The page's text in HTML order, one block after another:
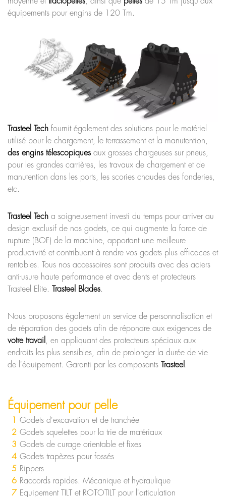
équipements pour engins de 120 Tm.
Trasteel Tech fournit également des solutions pour le matériel
utilisé pour le chargement, le terrassement et la manutention,
des engins télescopiques aux grosses chargeuses sur pneus,
pour les grandes carrières, les travaux de chargement et de
manutention dans les ports, les scories chaudes des fonderies,
etc.
Trasteel Tech a soigneusement investi du temps pour arriver au
design exclusif de nos godets, ce qui augmente la force de
rupture (BOF) de la machine, apportant une meilleure
productivité et contribuant à rendre vos godets plus efficaces et
rentables. Tous nos accessoires sont produits avec des aciers
anti-usure haute performance et avec dents et protecteurs
Trasteel Elite.
Trasteel Blades.
Nous proposons également un service de personnalisation et
de réparation des godets afin de répondre aux exigences de
votre travail , en appliquant des protecteurs spéciaux aux
endroits les plus sensibles, afin de prolonger la durée de vie
de l'équipement. Garanti par les composants
Trasteel .
Équipement pour pelle
Godets d'excavation et de tranchée
Godets squelettes pour la trie de matériaux
Godets de curage orientable et fixes
Godets trapèzes pour fossés
Rippers
Raccords rapides. Mécanique et hydraulique
Equipement TILT et ROTOTILT pour l'articulation